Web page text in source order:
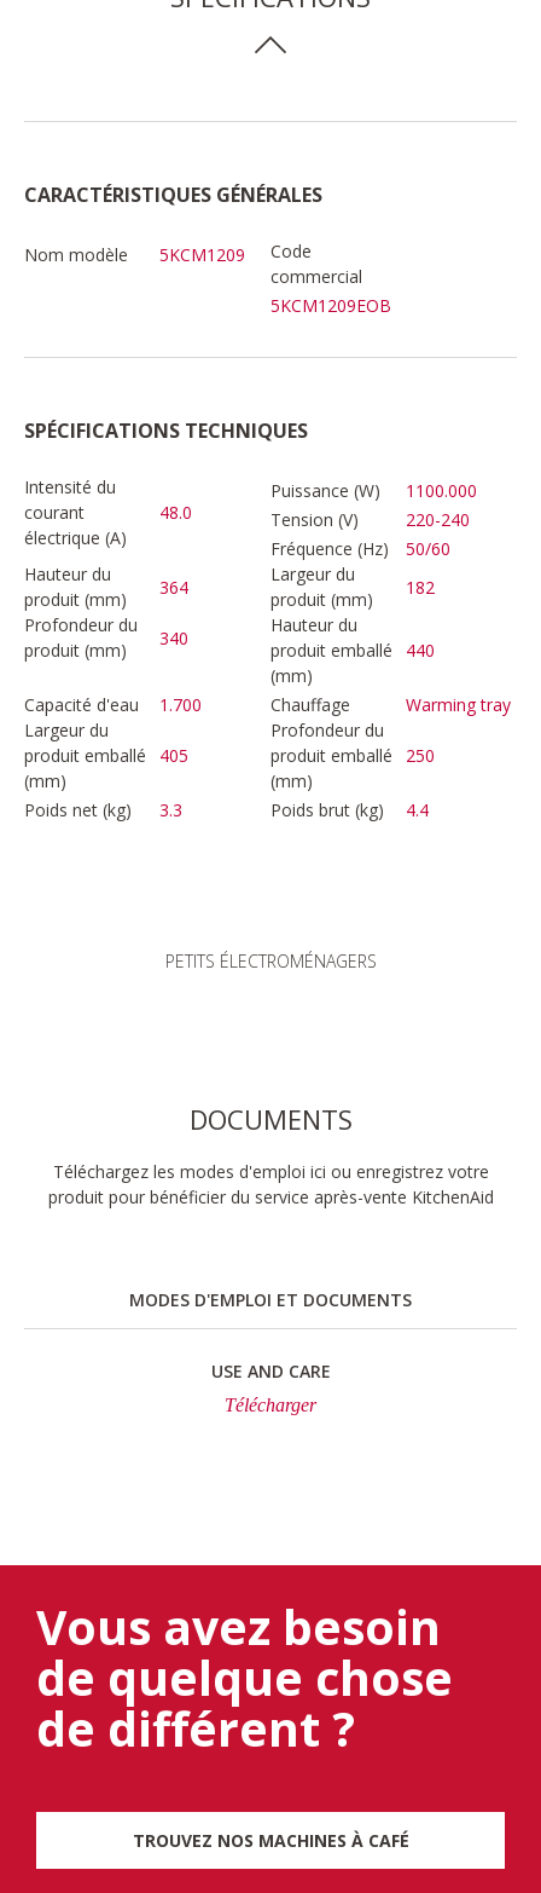
CARACTÉRISTIQUES GÉNÉRALES
Nom modèle 5KCM1209
Code
commercial
5KCM1209EOB
SPÉCIFICATIONS TECHNIQUES
Intensité du
courant
électrique (A)
48.0
Puissance (W)
1100.000
Tension (V)
220-240
Fréquence (Hz)
50/60
Hauteur du
produit (mm)
364
Largeur du
produit (mm)
182
Profondeur du
produit (mm)
340
Hauteur du
produit emballé
(mm)
440
Capacité d'eau 1.700 Chauffage
Warming tray
Largeur du
produit emballé
(mm)
405
Profondeur du
produit emballé
(mm)
250
Poids net (kg) 3.3 Poids brut (kg) 4.4
PETITS ÉLECTROMÉNAGERS
DOCUMENTS
Téléchargez les modes d'emploi ici ou enregistrez votre
produit pour bénéficier du service après-vente KitchenAid
MODES D'EMPLOI ET DOCUMENTS
USE AND CARE
Télécharger
Vous avez besoin
de quelque chose
de différent ?
TROUVEZ NOS MACHINES À CAFÉ